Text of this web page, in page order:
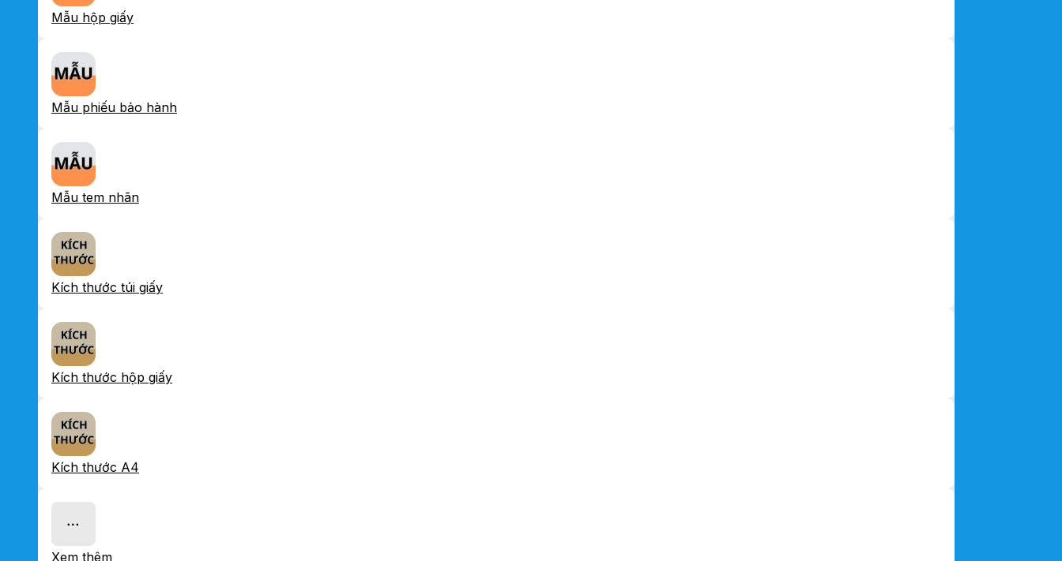
Mẫu hộp giấy
Mẫu phiếu bảo hành
Mẫu tem nhãn
Kích thước túi giấy
Kích thước hộp giấy
Kích thước A4
Xem thêm